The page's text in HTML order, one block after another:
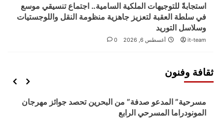
استجابةً للتوجيهات الملكية السامية.. اجتماع تنسيقي موسع
في سلطة العقبة لتعزيز جاهزية منظومة النقل واللوجستيات
وسلاسل التوريد
it-team أغسطس 6, 2026 0
ثقافة وفنون
ثقافة و فنون
مسرحية” المدعو صدفة” من البحرين تحصد جوائز مهرجان
المونودراما المسرحي الرابع